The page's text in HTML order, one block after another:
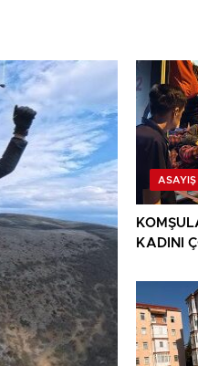
ASAYIŞ
KADINI